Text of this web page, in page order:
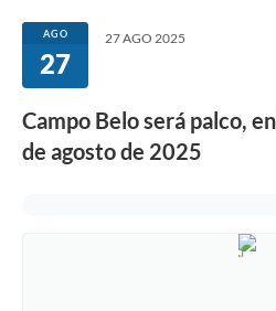
AGO
27
27 AGO 2025
Campo Belo será palco,
de agosto de 2025